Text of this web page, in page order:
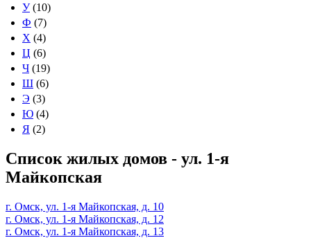
У(10)
Ф (7)
Х (4)
Ц (6)
Ч (19)
Ш (6)
Э (3)
Ю (4)
Я (2)
Список жилых домов - ул. 1-я
Майкопская
г. Омск, ул. 1-я Майкопская, д. 10
г. Омск, ул. 1-я Майкопская, д. 12
г. Омск, ул. 1-я Майкопская, д. 13